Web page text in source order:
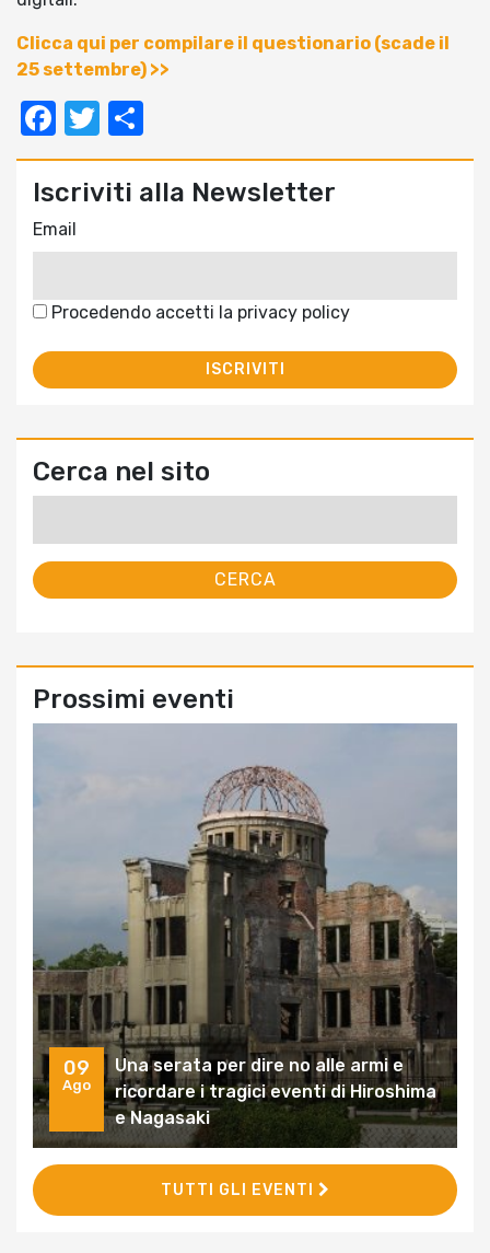
Clicca qui per compilare il questionario (scade il
25 settembre) >>
Facebook
Twitter
Iscriviti alla Newsletter
Email
Procedendo accetti la privacy policy
Cerca nel sito
Prossimi eventi
09
Ago
Una serata per dire no alle armi e
ricordare i tragici eventi di Hiroshima
e Nagasaki
TUTTI GLI EVENTI